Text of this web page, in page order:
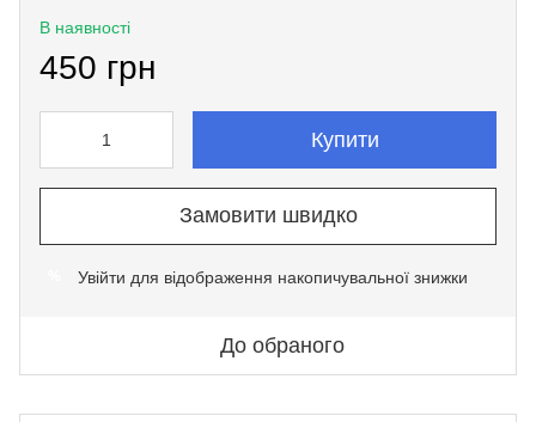
В наявності
450 грн
Купити
Замовити швидко
Увійти для відображення накопичувальної знижки
До обраного